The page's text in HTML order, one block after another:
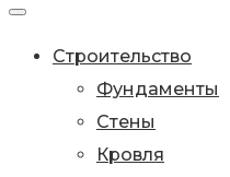
Строительство
Фундаменты
Стены
Кровля